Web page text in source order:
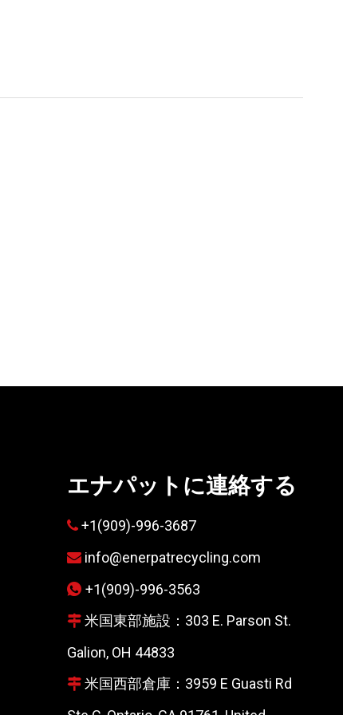
エナパットに連絡する
+1(909)-996-3687
 info@enerpatrecycling.com
 +1(909)-996-3563
米国東部施設：303 E. Parson St.
Galion, OH 44833
米国西部倉庫：3959 E Guasti Rd